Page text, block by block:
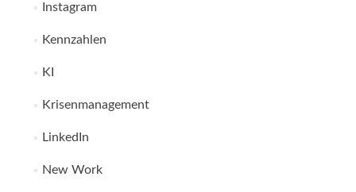
Instagram
Kennzahlen
KI
Krisenmanagement
LinkedIn
New Work